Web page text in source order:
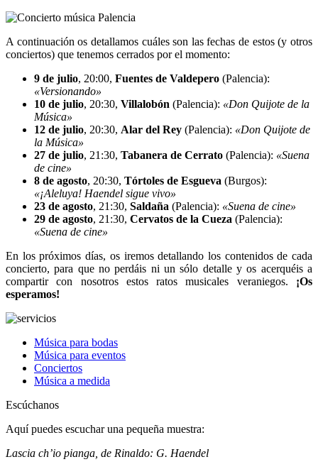
A continuación os detallamos cuáles son las fechas de estos (y otros
conciertos) que tenemos cerrados por el momento:
9 de julio, 20:00, Fuentes de Valdepero (Palencia):
«Versionando»
10 de julio, 20:30, Villalobón (Palencia): «Don Quijote de la
Música»
12 de julio, 20:30, Alar del Rey (Palencia): «Don Quijote de
la Música»
27 de julio, 21:30, Tabanera de Cerrato (Palencia): «Suena
de cine»
8 de agosto, 20:30, Tórtoles de Esgueva (Burgos):
«¡Aleluya! Haendel sigue vivo»
23 de agosto, 21:30, Saldaña (Palencia): «Suena de cine»
29 de agosto, 21:30, Cervatos de la Cueza (Palencia):
«Suena de cine»
En los próximos días, os iremos detallando los contenidos de cada
concierto, para que no perdáis ni un sólo detalle y os acerquéis a
compartir con nosotros estos ratos musicales veraniegos. ¡Os
esperamos!
Música para bodas
Música para eventos
Conciertos
Música a medida
Escúchanos
Aquí puedes escuchar una pequeña muestra:
Lascia ch’io pianga, de Rinaldo: G. Haendel